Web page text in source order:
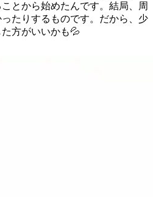
とから始めたんです。結局、周
たりするものです。だから、少
方がいいかも💦